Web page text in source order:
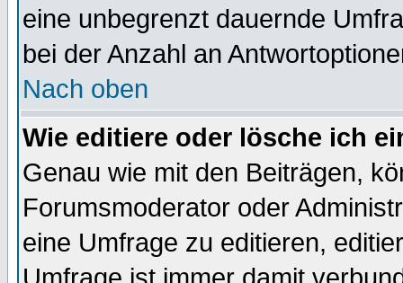
eine unbegrenzt dauernde
bei der Anzahl an
Nach oben
Wie editiere oder lösche ich
Genau wie mit den Beiträgen,
Forumsmoderator oder
eine Umfrage zu editieren,